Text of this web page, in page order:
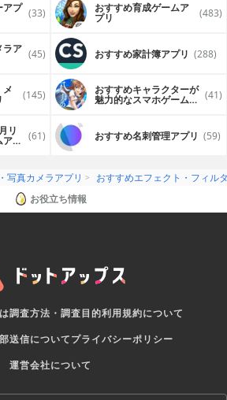
アプ (33) おすすめ育成ゲームア
プリ (483)
ラア (45) おすすめ家計簿アプリ (288)
メ (145) おすすめキャラクターが
魅力的なスマホゲームア (41)
リ
プ (61) おすすめ名刺管理アプリ (59)
写真カメラアプリ
おすすめエフェクト・フィル
お役立ち情報
調査方法・調査目的利用規約について
送信についてプライバシーポリシー
運営会社について